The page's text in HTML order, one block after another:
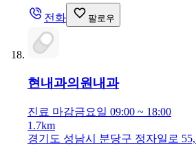
전화 팔로우
현내과의원 내과
진료 마감금요일 09:00 ~ 18:00
1.7km
경기도 성남시 분당구 정자일로